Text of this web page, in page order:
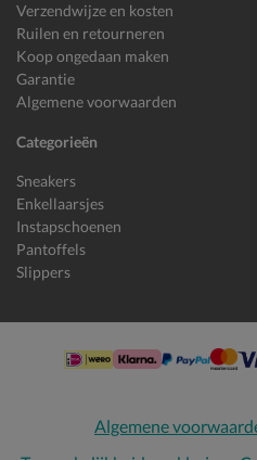
Verzendwijze en kosten
Ruilen en retourneren
Koop ongedaan maken
Garantie
Algemene voorwaarden
Categorieën
Sneakers
Enkellaarsjes
Instapschoenen
Pantoffels
Slippers
Algemene